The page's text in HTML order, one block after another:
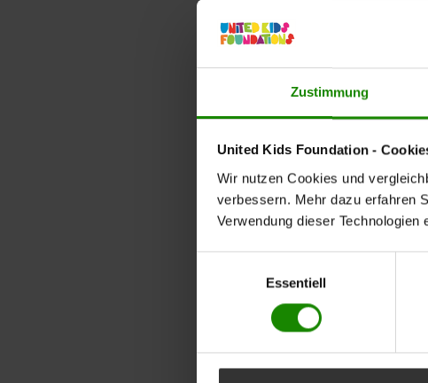
Zustimmung
United Kids Foundation -
Wir nutzen Cookies und
verbessern. Mehr dazu erfahren
Verwendung dieser
Essentiell